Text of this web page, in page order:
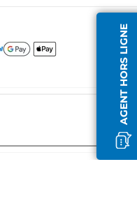
AGENT HORS LIGNE